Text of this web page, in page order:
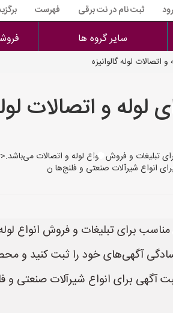
ثبت نام در نت برقی فهرست
سایر گروه ها
لوله گالوانیزه
و اتصالات
انواع شیرآلات صنعتی و فلنج‌ها ن
آگهی‌های خود را ثبت کنید و
آگهی برای انواع شیرآلات صنعتی و